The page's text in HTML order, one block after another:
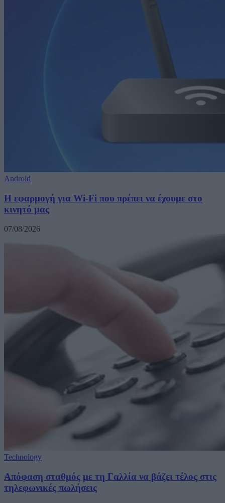
Android
Η εφαρμογή για Wi-Fi που πρέπει να έχουμε στο
κινητό μας
07/08/2026
Technology
Απόφαση σταθμός με τη Γαλλία να βάζει τέλος στις
τηλεφωνικές πωλήσεις